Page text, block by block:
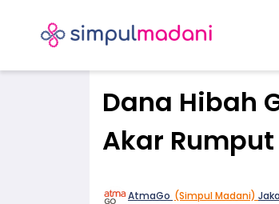
Dana Hibah
Akar
AtmaGo (Simpul Madani)